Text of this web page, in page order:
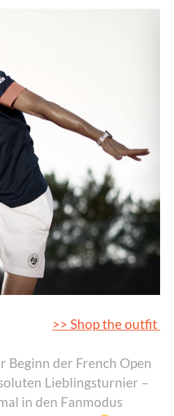
>> Shop the outfit
Beginn der French Open
Lieblingsturnier –
in den Fanmodus